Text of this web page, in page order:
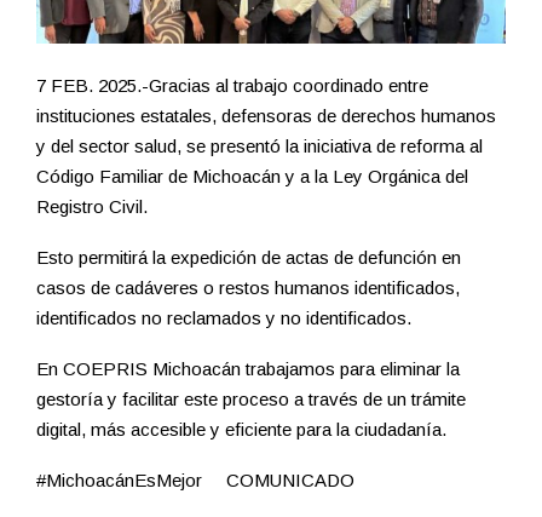
7 FEB. 2025.-Gracias al trabajo coordinado entre
instituciones estatales, defensoras de derechos humanos
y del sector salud, se presentó la iniciativa de reforma al
Código Familiar de Michoacán y a la Ley Orgánica del
Registro Civil.
Esto permitirá la expedición de actas de defunción en
casos de cadáveres o restos humanos identificados,
identificados no reclamados y no identificados.
En COEPRIS Michoacán trabajamos para eliminar la
gestoría y facilitar este proceso a través de un trámite
digital, más accesible y eficiente para la ciudadanía.
#MichoacánEsMejor COMUNICADO